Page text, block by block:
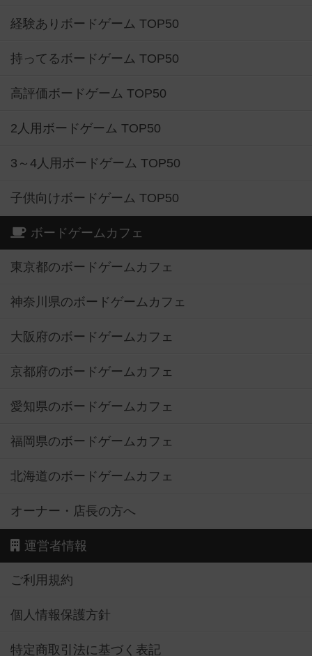
経験ありボードゲーム TOP50
持ってるボードゲーム TOP50
高評価ボードゲーム TOP50
2人用ボードゲーム TOP50
3～4人用ボードゲーム TOP50
子供向けボードゲーム TOP50
ボードゲームカフェ
東京都のボードゲームカフェ
神奈川県のボードゲームカフェ
大阪府のボードゲームカフェ
京都府のボードゲームカフェ
愛知県のボードゲームカフェ
福岡県のボードゲームカフェ
北海道のボードゲームカフェ
オーナー・店長の方へ
運営者情報
ご利用規約
個人情報保護方針
特定商取引法に基づく表記